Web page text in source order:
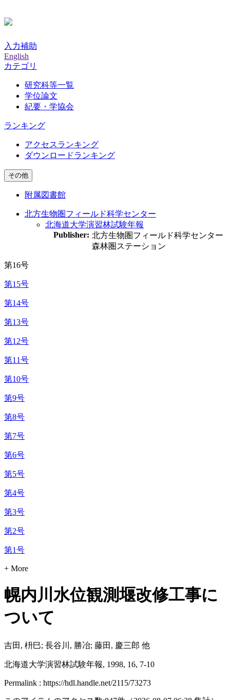
入力補助
English
カテゴリ
研究科等一覧
学位論文
紀要・学協会
ランキング
アクセスランキング
ダウンロードランキング
その他
附属図書館
北方生物圏フィールド科学センター
北海道大学演習林試験年報
Publisher: 北方生物圏フィールド科学センター
森林圏ステーション
第16号
第15号
第14号
第13号
第12号
第11号
第10号
第9号
第8号
第7号
第6号
第5号
第4号
第3号
第2号
第1号
+ More
幌内川水位観測堰改修工事に
ついて
吉田, 枡巳; 長谷川, 勝冶; 藤田, 慶三郎 他
北海道大学演習林試験年報, 1998, 16, 7-10
Permalink : https://hdl.handle.net/2115/73273